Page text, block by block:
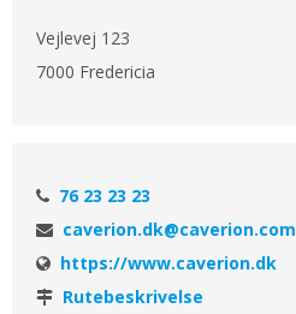
Vejlevej 123
7000 Fredericia
76 23 23 23
caverion.dk@caverion.com
https://www.caverion.dk
Rutebeskrivelse